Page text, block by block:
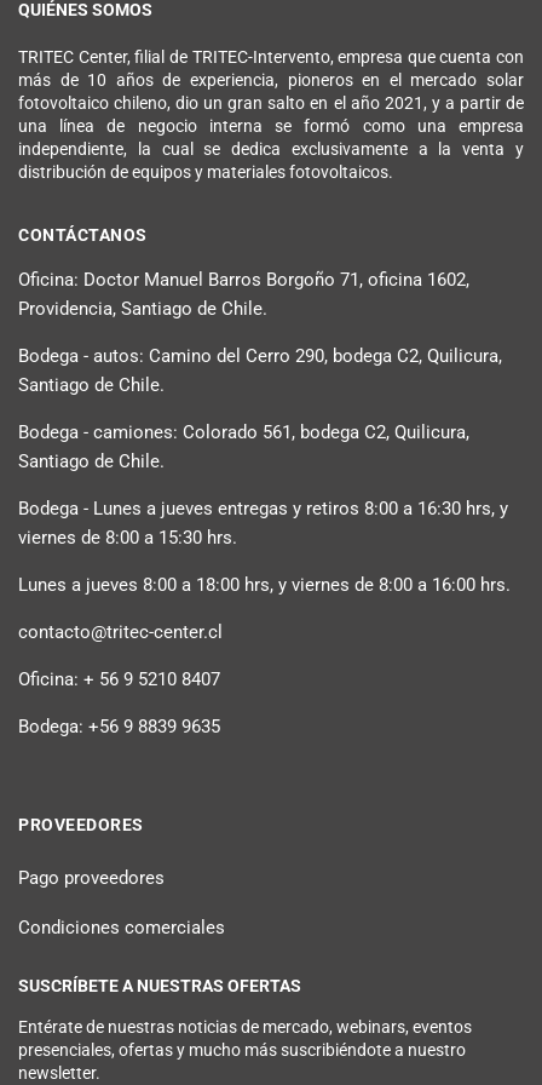
QUIÉNES SOMOS
TRITEC Center, filial de TRITEC-Intervento, empresa que cuenta con
más de 10 años de experiencia, pioneros en el mercado solar
fotovoltaico chileno, dio un gran salto en el año 2021, y a partir de
una línea de negocio interna se formó como una empresa
independiente, la cual se dedica exclusivamente a la venta y
distribución de equipos y materiales fotovoltaicos.
CONTÁCTANOS
Oficina: Doctor Manuel Barros Borgoño 71, oficina 1602,
Providencia, Santiago de Chile.
Bodega - autos: Camino del Cerro 290, bodega C2, Quilicura,
Santiago de Chile.
Bodega - camiones: Colorado 561, bodega C2, Quilicura,
Santiago de Chile.
Bodega - Lunes a jueves entregas y retiros 8:00 a 16:30 hrs, y
viernes de 8:00 a 15:30 hrs.
Lunes a jueves 8:00 a 18:00 hrs, y viernes de 8:00 a 16:00 hrs.
contacto@tritec-center.cl
Oficina: + 56 9 5210 8407
Bodega: +56 9 8839 9635
PROVEEDORES
Pago proveedores
Condiciones comerciales
SUSCRÍBETE A NUESTRAS OFERTAS
Entérate de nuestras noticias de mercado, webinars, eventos
presenciales, ofertas y mucho más suscribiéndote a nuestro
newsletter.